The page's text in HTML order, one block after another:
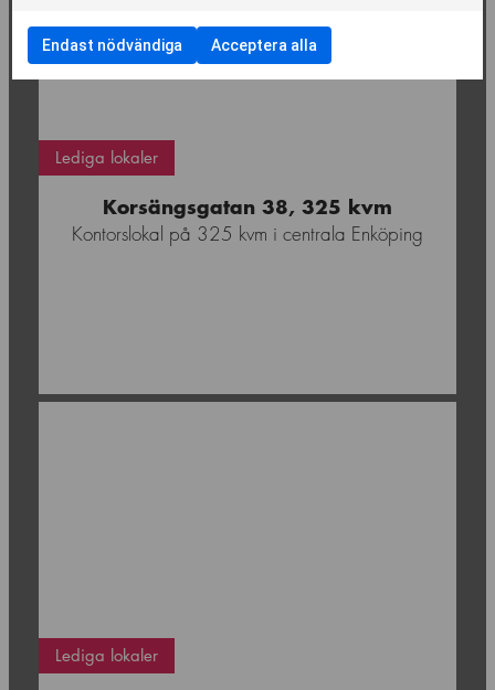
Enköping
Lediga lokaler
Korsängsgatan 38, 325 kvm
Kontorslokal på 325 kvm i centrala Enköping
Enköping
Lediga lokaler
Endast nödvändiga Acceptera alla